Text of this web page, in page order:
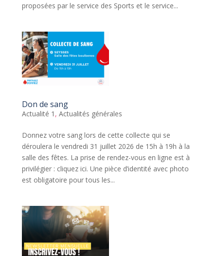
proposées par le service des Sports et le service...
Don de sang
Actualité 1 , Actualités générales
Donnez votre sang lors de cette collecte qui se
déroulera le vendredi 31 juillet 2026 de 15h à 19h à la
salle des fêtes. La prise de rendez-vous en ligne est à
privilégier : cliquez ici. Une pièce d’identité avec photo
est obligatoire pour tous les...